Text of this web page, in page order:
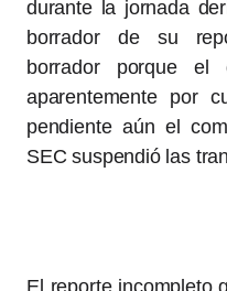
durante la jornada
borrador de su
borrador porque el
aparentemente por
pendiente aún el
SEC suspendió las
El reporte incompleto